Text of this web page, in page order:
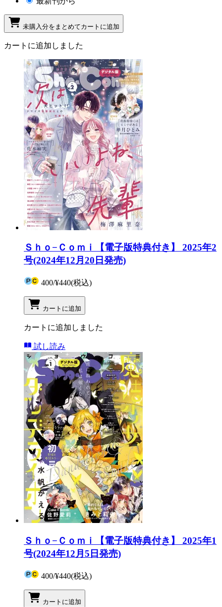
未購入分をまとめてカートに追加
カートに追加しました
Ｓｈｏ−Ｃｏｍｉ【電子版特典付き】 2025年2
号(2024年12月20日発売)
400/¥440(税込)
カートに追加
カートに追加しました
試し読み
Ｓｈｏ−Ｃｏｍｉ【電子版特典付き】 2025年1
号(2024年12月5日発売)
400/¥440(税込)
カートに追加